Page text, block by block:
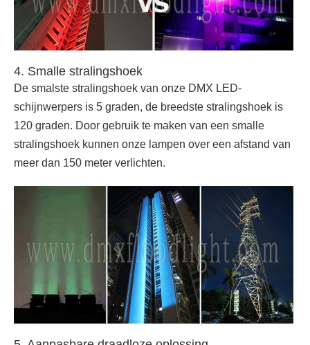
4. Smalle stralingshoek
De smalste stralingshoek van onze DMX LED-
schijnwerpers is 5 graden, de breedste stralingshoek is
120 graden. Door gebruik te maken van een smalle
stralingshoek kunnen onze lampen over een afstand van
meer dan 150 meter verlichten.